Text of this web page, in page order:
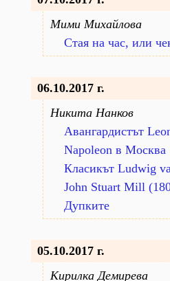
Мими Михайлова
Стая на час, или
06.10.2017 г.
Никита Нанков
Авангардистът
Napoleon в Москва
Класикът Ludwig
John Stuart Mill
Дупките
05.10.2017 г.
Кирилка Демирева